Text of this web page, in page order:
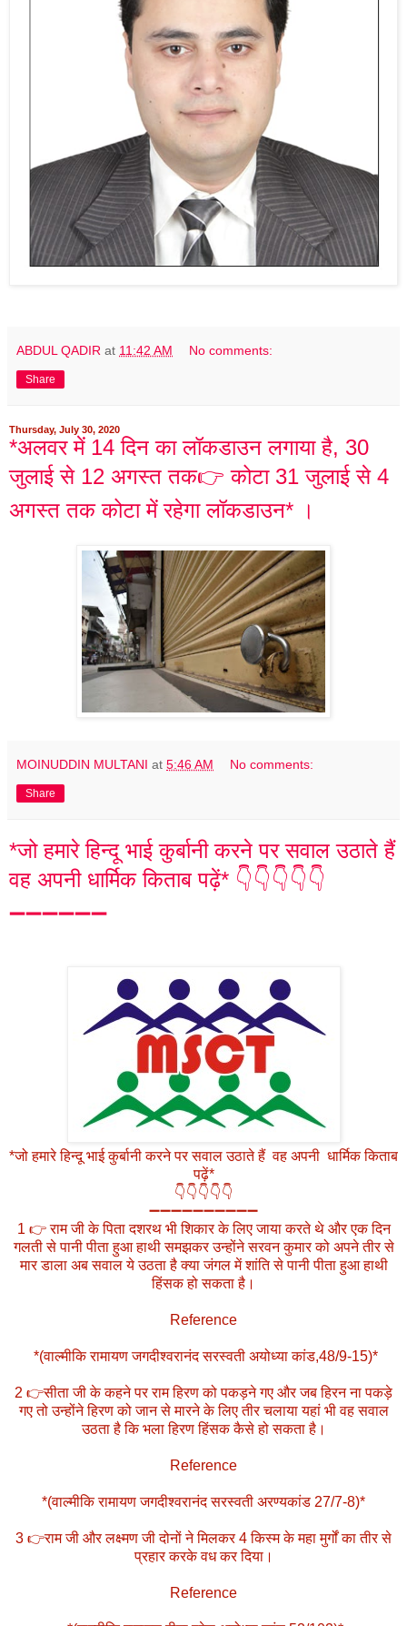
ABDUL QADIR at 11:42 AM No comments:
Share
Thursday, July 30, 2020
*अलवर में 14 दिन का लॉकडाउन लगाया है, 30
जुलाई से 12 अगस्त तक👉 कोटा 31 जुलाई से 4
अगस्त तक कोटा में रहेगा लॉकडाउन* ।
MOINUDDIN MULTANI at 5:46 AM No comments:
Share
*जो हमारे हिन्दू भाई कुर्बानी करने पर सवाल उठाते हैं
वह अपनी धार्मिक किताब पढ़ें* 👇👇👇👇👇
➖➖➖➖➖➖
*जो हमारे हिन्दू भाई कुर्बानी करने पर सवाल उठाते हैं वह अपनी धार्मिक किताब
पढ़ें*
👇👇👇👇👇
➖➖➖➖➖➖➖➖➖➖
1 👉 राम जी के पिता दशरथ भी शिकार के लिए जाया करते थे और एक दिन
गलती से पानी पीता हुआ हाथी समझकर उन्होंने सरवन कुमार को अपने तीर से
मार डाला अब सवाल ये उठता है क्या जंगल में शांति से पानी पीता हुआ हाथी
हिंसक हो सकता है।
Reference
*(वाल्मीकि रामायण जगदीश्वरानंद सरस्वती अयोध्या कांड,48/9-15)*
2 👉सीता जी के कहने पर राम हिरण को पकड़ने गए और जब हिरन ना पकड़े
गए तो उन्होंने हिरण को जान से मारने के लिए तीर चलाया यहां भी वह सवाल
उठता है कि भला हिरण हिंसक कैसे हो सकता है।
Reference
*(वाल्मीकि रामायण जगदीश्वरानंद सरस्वती अरण्यकांड 27/7-8)*
3 👉राम जी और लक्ष्मण जी दोनों ने मिलकर 4 किस्म के महा मुर्गों का तीर से
प्रहार करके वध कर दिया।
Reference